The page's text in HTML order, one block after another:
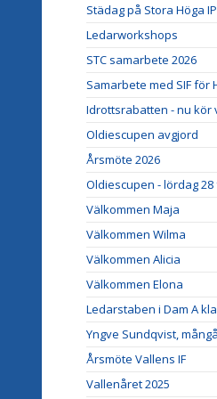
Städag på Stora Höga IP
Ledarworkshops
STC samarbete 2026
Samarbete med SIF för
Idrottsrabatten - nu kör
Oldiescupen avgjord
Årsmöte 2026
Oldiescupen - lördag
Välkommen Maja
Välkommen Wilma
Välkommen Alicia
Välkommen Elona
Ledarstaben i Dam A
Yngve Sundqvist,
Årsmöte Vallens IF
Vallenåret 2025